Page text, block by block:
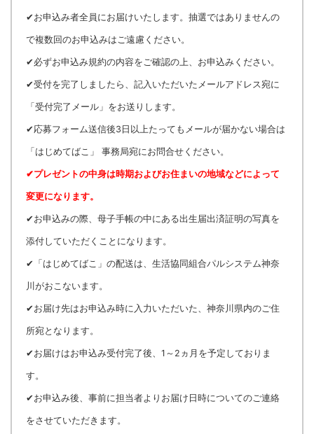
✔お申込み者全員にお届けいたします。抽選ではありませんの
で複数回のお申込みはご遠慮ください。
✔必ずお申込み規約の内容をご確認の上、お申込みください。
✔受付を完了しましたら、記入いただいたメールアドレス宛に
「受付完了メール」をお送りします。
✔応募フォーム送信後3日以上たってもメールが届かない場合は
「はじめてばこ」 事務局宛にお問合せください。
✔プレゼントの中身は時期およびお住まいの地域などによって
変更になります。
✔お申込みの際、母子手帳の中にある出生届出済証明の写真を
添付していただくことになります。
✔「はじめてばこ」の配送は、生活協同組合パルシステム神奈
川がおこないます。
✔お届け先はお申込み時に入力いただいた、神奈川県内のご住
所宛となります。
✔お届けはお申込み受付完了後、1～2ヵ月を予定しておりま
す。
✔お申込み後、事前に担当者よりお届け日時についてのご連絡
をさせていただきます。